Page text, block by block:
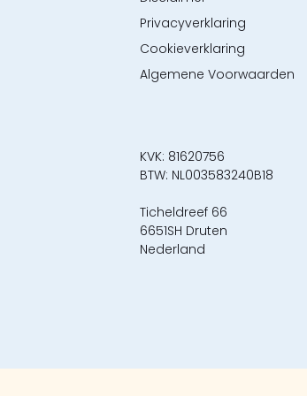
Privacyverklaring
Cookieverklaring
Algemene Voorwaarden
KVK: 81620756
BTW: NL003583240B18
Ticheldreef 66
6651SH Druten
Nederland